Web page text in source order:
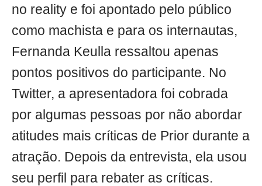
no reality e foi apontado pelo público
como machista e para os internautas,
Fernanda Keulla ressaltou apenas
pontos positivos do participante. No
Twitter, a apresentadora foi cobrada
por algumas pessoas por não abordar
atitudes mais críticas de Prior durante a
atração. Depois da entrevista, ela usou
seu perfil para rebater as críticas.